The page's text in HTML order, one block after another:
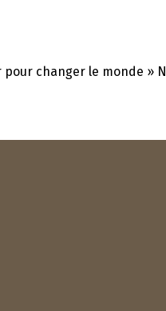
changer le monde »